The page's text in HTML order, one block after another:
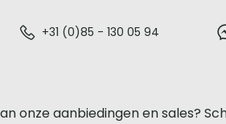
+31 (0)85 - 130 05 94
onze aanbiedingen en sales?